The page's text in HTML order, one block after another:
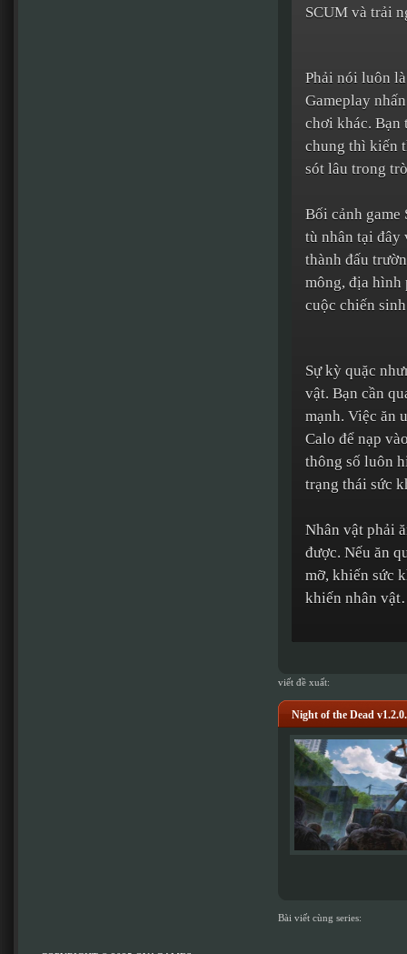
SCUM và trải
Phải nói luôn
Gameplay
chơi khác. Bạn
chung thì kiến
sót lâu trong
Bối cảnh game
tù nhân tại đây
thành đấu
mông, địa hình
cuộc chiến
Sự kỳ quặc
vật. Bạn cần
mạnh. Việc ăn
Calo để nạp
thông số luôn
trạng thái sức
Nhân vật phải
được. Nếu ăn
mỡ, khiến sức
khiến nhân
viết đề xuất:
Night of the Dead
Bài viết cùng series: